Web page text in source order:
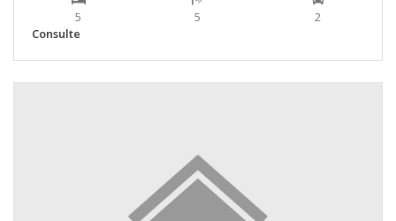
5 5
2
Consulte